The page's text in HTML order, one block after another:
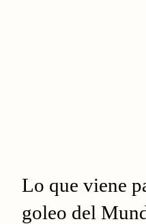
Lo que viene
goleo del